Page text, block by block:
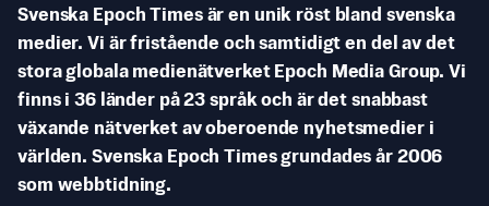
Svenska Epoch Times är en unik röst bland svenska
medier. Vi är fristående och samtidigt en del av det
stora globala medienätverket Epoch Media Group. Vi
finns i 36 länder på 23 språk och är det snabbast
växande nätverket av oberoende nyhetsmedier i
världen. Svenska Epoch Times grundades år 2006
som webbtidning.